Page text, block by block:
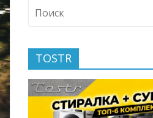
TOSTR